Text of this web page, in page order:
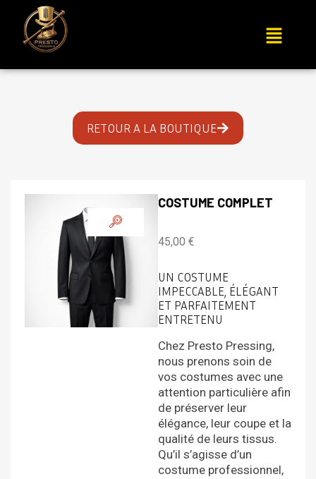
RETOUR A LA BOUTIQUE
COSTUME COMPLET
45,00 €
UN COSTUME
IMPECCABLE, ÉLÉGANT
ET PARFAITEMENT
ENTRETENU
Chez Presto Pressing,
nous prenons soin de
vos costumes avec une
attention particulière afin
de préserver leur
élégance, leur coupe et la
qualité de leurs tissus.
Qu’il s’agisse d’un
costume professionnel,